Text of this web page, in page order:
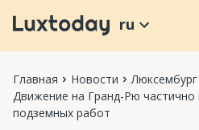
ru
Главная Новости
Люксембург
Движение на Гранд-Рю частично
подземных работ